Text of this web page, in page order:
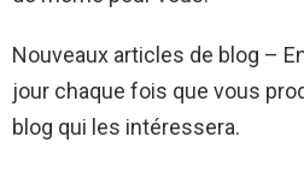
Nouveaux articles de blog –
jour chaque fois que vous
blog qui les intéressera.